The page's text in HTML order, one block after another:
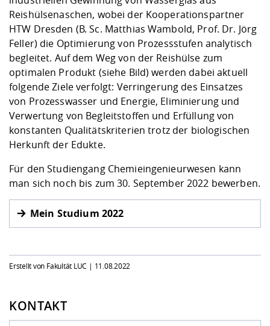
Reishülsenaschen, wobei der Kooperationspartner
HTW Dresden (B. Sc. Matthias Wambold, Prof. Dr. Jörg
Feller) die Optimierung von Prozessstufen analytisch
begleitet. Auf dem Weg von der Reishülse zum
optimalen Produkt (siehe Bild) werden dabei aktuell
folgende Ziele verfolgt: Verringerung des Einsatzes
von Prozesswasser und Energie, Eliminierung und
Verwertung von Begleitstoffen und Erfüllung von
konstanten Qualitätskriterien trotz der biologischen
Herkunft der Edukte.
Für den Studiengang Chemieingenieurwesen kann
man sich noch bis zum 30. September 2022 bewerben.
Mein Studium 2022
Erstellt von Fakultät LUC | 11.08.2022
KONTAKT